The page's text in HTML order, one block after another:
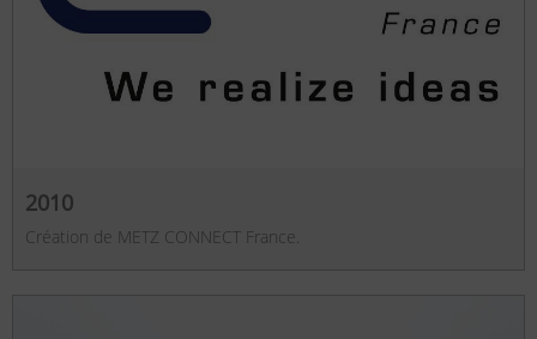
2010
Création de METZ CONNECT France.